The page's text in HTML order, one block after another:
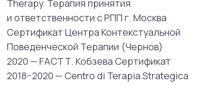
организациях:
• Ассоциация когнитивно-поведенческой
• Ассоциация cпециалистов и организаций
по расстройствам пищевого поведения
• АСВS
• Ассоциация врачей и психологов РПП:
терапия и превенция